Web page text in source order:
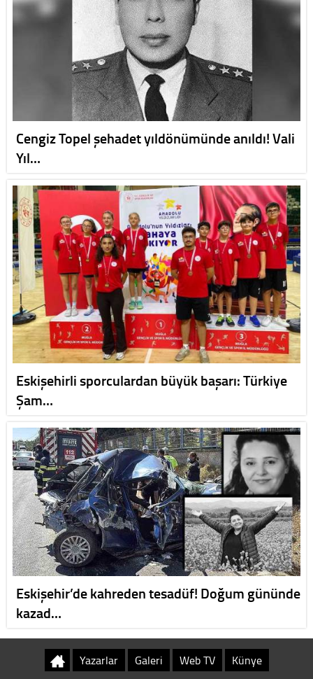
Cengiz Topel şehadet yıldönümünde anıldı! Vali
Yıl…
Eskişehirli sporculardan büyük başarı: Türkiye
Şam…
Eskişehir’de kahreden tesadüf! Doğum gününde
kazad…
Yazarlar Galeri Web TV Künye